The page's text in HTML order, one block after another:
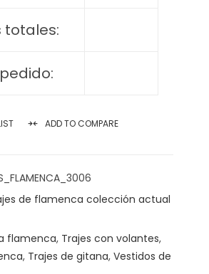
totales:
ADD TO COMPARE
de flamenca colección actual
flamenca, Trajes con volantes,
, Trajes de gitana, Vestidos de